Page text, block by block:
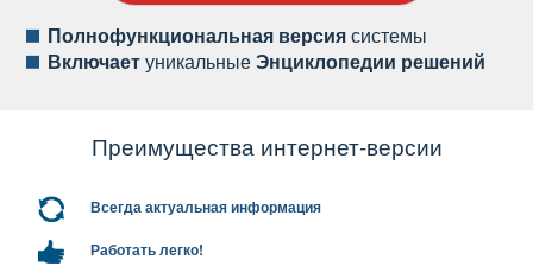
Полнофункциональная версиясистемы
ключаетуникальныеЭнциклопедии решений
Преимущества интернет-версии
сегда актуальная информация
Работать легко!